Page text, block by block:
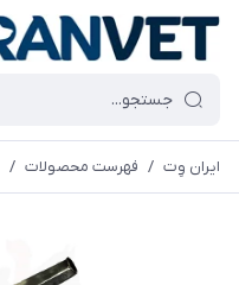
ایران وِت / فهرست محصولات /